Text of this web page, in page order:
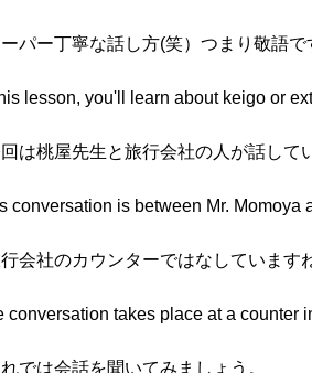
パー丁寧な話し方(笑）つまり敬語で
lesson, you'll learn about keigo or
は桃屋先生と旅行会社の人が話して
conversation is between Mr. Momoya
会社のカウンターではなしています
conversation takes place at a counter
では会話を聞いてみましょう。